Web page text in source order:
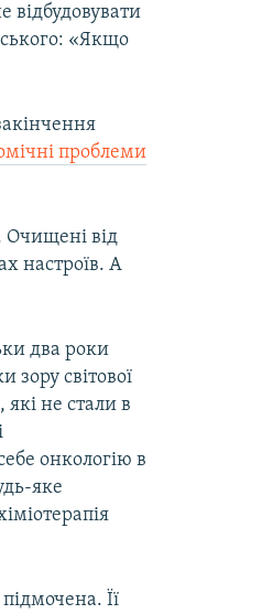
відбудовувати
«Якщо
проблеми
Очищені від
настроїв. А
два роки
зору світової
не стали в
онкологію в
яке
Її